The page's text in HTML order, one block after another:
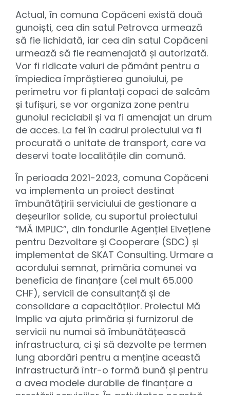
Actual, în comuna Copăceni există două
gunoiști, cea din satul Petrovca urmează
să fie lichidată, iar cea din satul Copăceni
urmează să fie reamenajată și autorizată.
Vor fi ridicate valuri de pământ pentru a
împiedica împrăștierea gunoiului, pe
perimetru vor fi plantați copaci de salcâm
și tufișuri, se vor organiza zone pentru
gunoiul reciclabil și va fi amenajat un drum
de acces. La fel în cadrul proiectului va fi
procurată o unitate de transport, care va
deservi toate localitățile din comună.
În perioada 2021-2023, comuna Copăceni
va implementa un proiect destinat
îmbunătățirii serviciului de gestionare a
deșeurilor solide, cu suportul proiectului
“MĂ IMPLIC”, din fondurile Agenției Elvețiene
pentru Dezvoltare şi Cooperare (SDC) și
implementat de SKAT Consulting. Urmare a
acordului semnat, primăria comunei va
beneficia de finanțare (cel mult 65.000
CHF), servicii de consultanță și de
consolidare a capacităților. Proiectul Mă
Implic va ajuta primăria și furnizorul de
servicii nu numai să îmbunătățească
infrastructura, ci și să dezvolte pe termen
lung abordări pentru a menține această
infrastructură într-o formă bună și pentru
a avea modele durabile de finanțare a